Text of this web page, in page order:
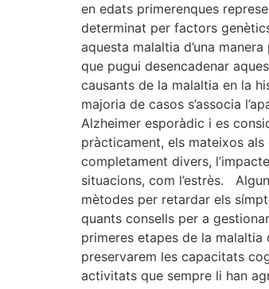
en edats primerenques
determinat per factors
aquesta malaltia d’una
que pugui desencadenar
causants de la malaltia en la
majoria de casos s’associa
Alzheimer esporàdic i es
pràcticament, els mateixos
completament divers,
situacions, com l’estrès.
mètodes per retardar els
quants consells per a
primeres etapes de la malaltia
preservarem les capacitats
activitats que sempre li han